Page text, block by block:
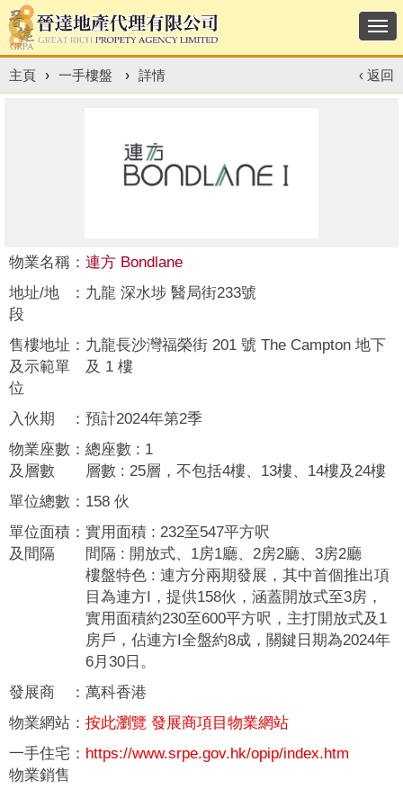
主頁 › 一手樓盤 › 詳情 ‹ 返回
物業名稱 ： 連方 Bondlane
地址/地
段
： 九龍 深水埗 醫局街233號
售樓地址
及示範單
位
： 九龍長沙灣福榮街 201 號 The Campton 地下
及 1 樓
入伙期 ： 預計2024年第2季
物業座數
及層數
： 總座數 : 1
層數 : 25層，不包括4樓、13樓、14樓及24樓
單位總數 ： 158 伙
單位面積
及間隔
： 實用面積 : 232至547平方呎
間隔 : 開放式、1房1廳、2房2廳、3房2廳
樓盤特色 : 連方分兩期發展，其中首個推出項
目為連方I，提供158伙，涵蓋開放式至3房，
實用面積約230至600平方呎，主打開放式及1
房戶，佔連方I全盤約8成，關鍵日期為2024年
6月30日。
發展商
： 萬科香港
物業網站 ： 按此瀏覽 發展商項目物業網站
一手住宅
物業銷售
： https://www.srpe.gov.hk/opip/index.htm